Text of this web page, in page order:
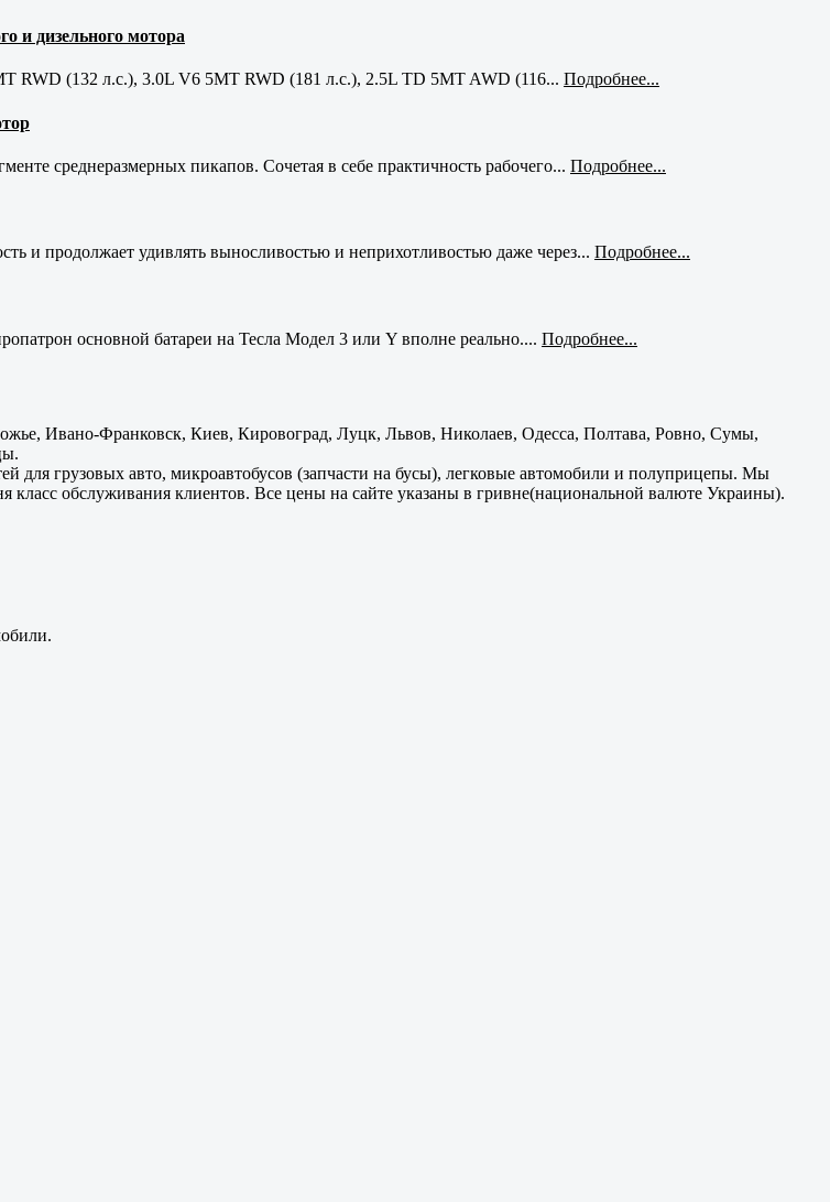
и дизельного мотора
RWD (132 л.с.), 3.0L V6 5MT RWD (181 л.с.), 2.5L TD 5MT AWD (116... Подробнее...
среднеразмерных пикапов. Сочетая в себе практичность рабочего... Подробнее...
и продолжает удивлять выносливостью и неприхотливостью даже через... Подробнее...
основной батареи на Тесла Модел 3 или Y вполне реально.... Подробнее...
Ивано-Франковск, Киев, Кировоград, Луцк, Львов, Николаев, Одесса, Полтава, Ровно, Сумы,
для грузовых авто, микроавтобусов (запчасти на бусы), легковые автомобили и полуприцепы. Мы
класс обслуживания клиентов. Все цены на сайте указаны в гривне(национальной валюте Украины).